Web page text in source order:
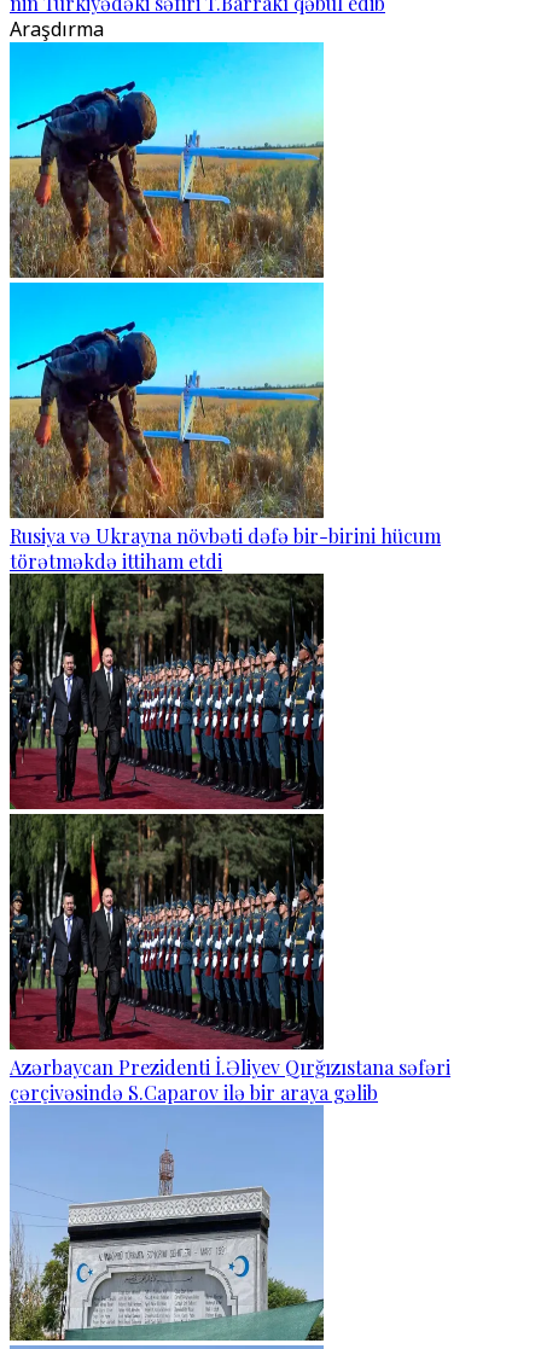
Araşdırma
Rusiya və Ukrayna növbəti dəfə bir-birini hücum
törətməkdə ittiham etdi
Azərbaycan Prezidenti İ.Əliyev Qırğızıstana səfəri
çərçivəsində S.Caparov ilə bir araya gəlib